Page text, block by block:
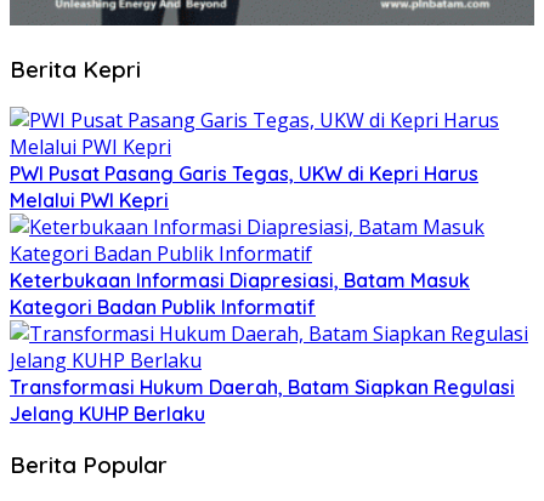
Berita Kepri
PWI Pusat Pasang Garis Tegas, UKW di Kepri Harus
Melalui PWI Kepri
Keterbukaan Informasi Diapresiasi, Batam Masuk
Kategori Badan Publik Informatif
Transformasi Hukum Daerah, Batam Siapkan Regulasi
Jelang KUHP Berlaku
Berita Popular